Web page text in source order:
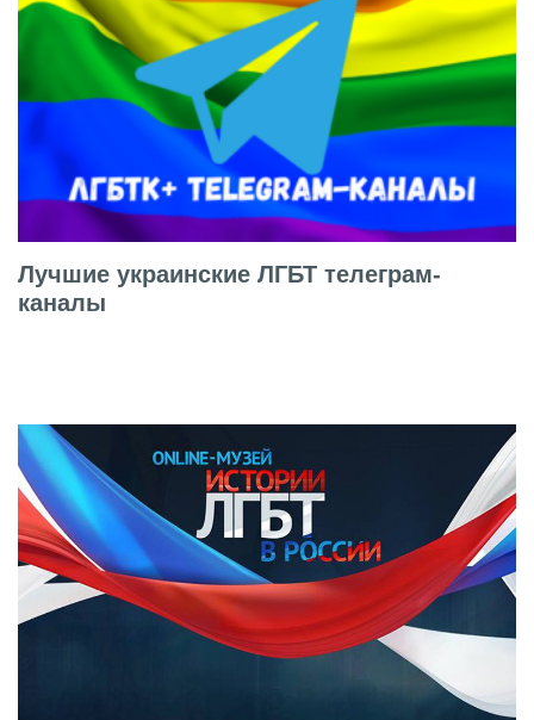
Лучшие украинские ЛГБТ телеграм-
каналы